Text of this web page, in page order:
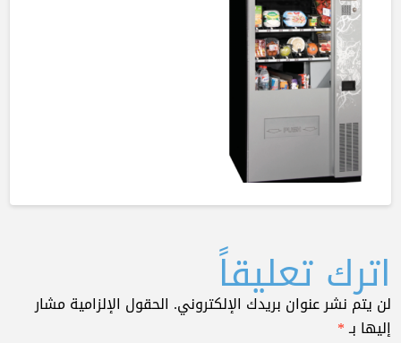
اترك تعليقاً
لن يتم نشر عنوان بريدك الإلكتروني. الحقول الإلزامية مشار
إليها بـ*